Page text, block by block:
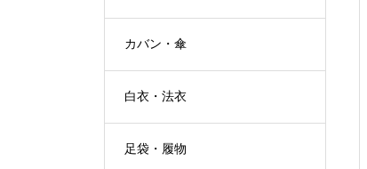
カバン・傘
白衣・法衣
足袋・履物